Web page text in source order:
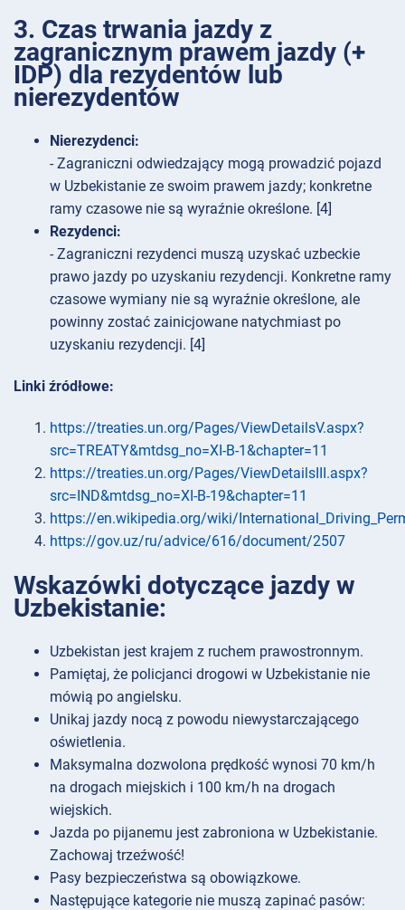
3. Czas trwania jazdy z
zagranicznym prawem jazdy (+
IDP) dla rezydentów lub
nierezydentów
Nierezydenci:
- Zagraniczni odwiedzający mogą prowadzić pojazd
w Uzbekistanie ze swoim prawem jazdy; konkretne
ramy czasowe nie są wyraźnie określone. [4]
Rezydenci:
- Zagraniczni rezydenci muszą uzyskać uzbeckie
prawo jazdy po uzyskaniu rezydencji. Konkretne ramy
czasowe wymiany nie są wyraźnie określone, ale
powinny zostać zainicjowane natychmiast po
uzyskaniu rezydencji. [4]
Linki źródłowe:
https://treaties.un.org/Pages/ViewDetailsV.aspx?
src=TREATY&mtdsg_no=XI-B-1&chapter=11
https://treaties.un.org/Pages/ViewDetailsIII.aspx?
src=IND&mtdsg_no=XI-B-19&chapter=11
https://en.wikipedia.org/wiki/
https://gov.uz/ru/advice/616/document/2507
Wskazówki dotyczące jazdy w
Uzbekistanie:
Uzbekistan jest krajem z ruchem prawostronnym.
Pamiętaj, że policjanci drogowi w Uzbekistanie nie
mówią po angielsku.
Unikaj jazdy nocą z powodu niewystarczającego
oświetlenia.
Maksymalna dozwolona prędkość wynosi 70 km/h
na drogach miejskich i 100 km/h na drogach
wiejskich.
Jazda po pijanemu jest zabroniona w Uzbekistanie.
Zachowaj trzeźwość!
Pasy bezpieczeństwa są obowiązkowe.
Następujące kategorie nie muszą zapinać pasów: